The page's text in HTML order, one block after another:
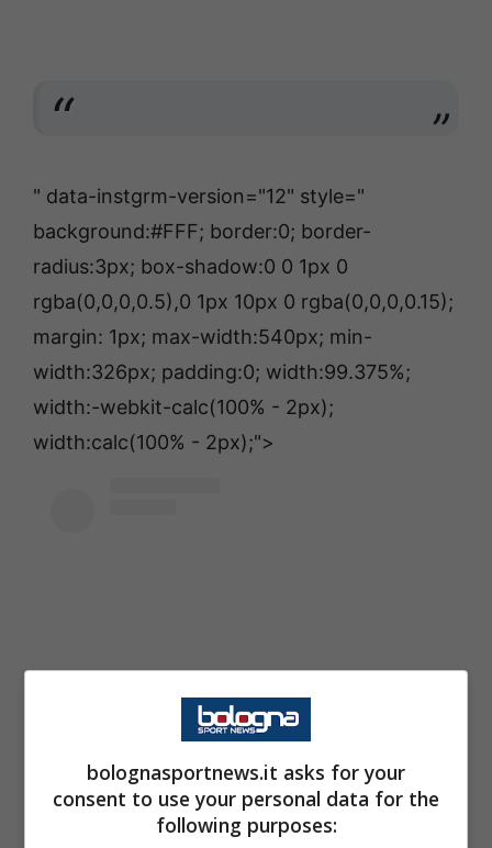
" data-instgrm-version="12" style="
background:#FFF; border:0; border-
radius:3px; box-shadow:0 0 1px 0
rgba(0,0,0,0.5),0 1px 10px 0 rgba(0,0,0,0.15);
margin: 1px; max-width:540px; min-
width:326px; padding:0; width:99.375%;
width:-webkit-calc(100% - 2px);
width:calc(100% - 2px);">
"
style
" style=" background:#FFFFFF; line-height:0;
padding:0 0; text-align:center; text-
bolognasportnews.it asks for your
consent to use your personal data for the
following purposes: